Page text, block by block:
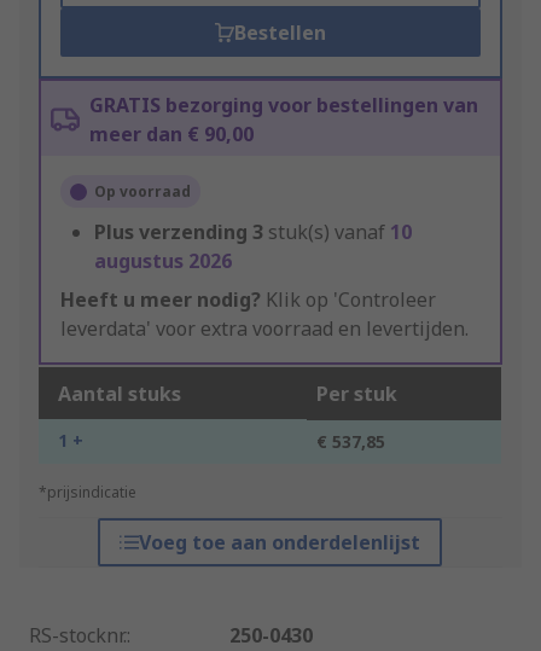
Bestellen
GRATIS bezorging voor bestellingen van
meer dan € 90,00
Op voorraad
Plus verzending 3 stuk(s) vanaf 10
augustus 2026
Heeft u meer nodig? Klik op 'Controleer
leverdata' voor extra voorraad en levertijden.
Aantal stuks Per stuk
1 + € 537,85
*prijsindicatie
Voeg toe aan onderdelenlijst
RS-stocknr.:
250-0430